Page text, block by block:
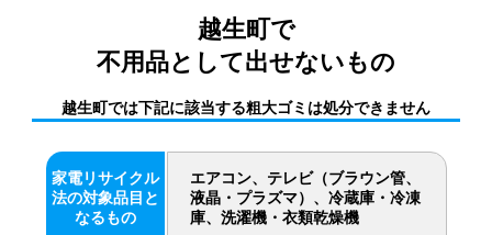
越生町で
不用品として出せないもの
越生町では下記に該当する粗大ゴミは処分できません
家電リサイクル
法の対象品目と
なるもの
エアコン、テレビ（ブラウン管、
液晶・プラズマ）、冷蔵庫・冷凍
庫、洗濯機・衣類乾燥機